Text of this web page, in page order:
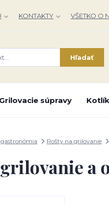
KONTAKTY VŠETKO O
Hľadať
Grilovacie súpravy
Rošty na grilovanie
a